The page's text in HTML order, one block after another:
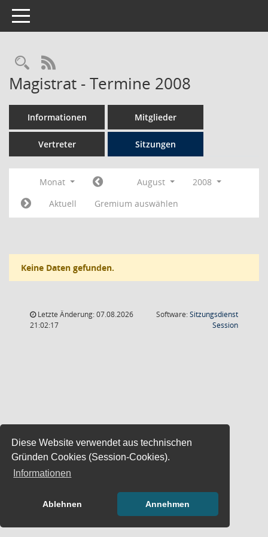
Diese Website verwendet aus technischen
Gründen Cookies (Session-Cookies).
Informationen
Ablehnen Annehmen
Toggle navigation
Rechercheauswahl
RSS-Feed
Magistrat - Termine 2008
Informationen Mitglieder
Vertreter Sitzungen
Monat August
2008
Aktuell
Gremium auswählen
Keine Daten gefunden.
Letzte Änderung: 07.08.2026
21:02:17
Software:Sitzungsdienst
Session(Wird in